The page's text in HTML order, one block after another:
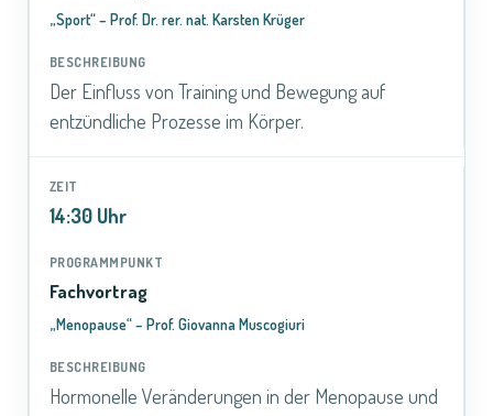
„Sport“ – Prof. Dr. rer. nat. Karsten Krüger
Der Einfluss von Training und Bewegung auf
entzündliche Prozesse im Körper.
14:30 Uhr
Fachvortrag
„Menopause“ – Prof. Giovanna Muscogiuri
Hormonelle Veränderungen in der Menopause und